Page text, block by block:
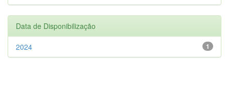
Data de Disponibilização
1
2024